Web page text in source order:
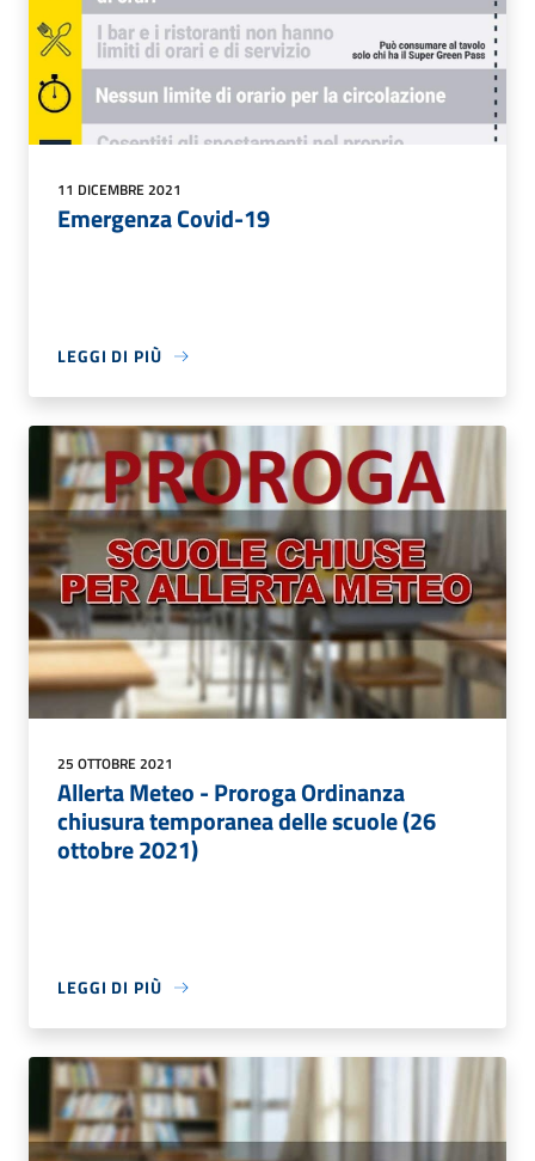
11 DICEMBRE 2021
Emergenza Covid-19
LEGGI DI PIÙ
25 OTTOBRE 2021
Allerta Meteo - Proroga Ordinanza
chiusura temporanea delle scuole (26
ottobre 2021)
LEGGI DI PIÙ